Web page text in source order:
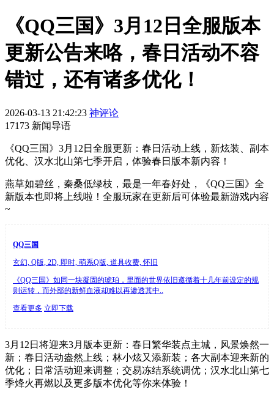
《QQ三国》3月12日全服版本
更新公告来咯，春日活动不容
错过，还有诸多优化！
2026-03-13 21:42:23 神评论
17173 新闻导语
《QQ三国》3月12日全服更新：春日活动上线，新炫装、副本
优化、汉水北山第七季开启，体验春日版本新内容！
燕草如碧丝，秦桑低绿枝，最是一年春好处，《QQ三国》全
新版本也即将上线啦！全服玩家在更新后可体验最新游戏内容
~
QQ三国
玄幻, Q版, 2D, 即时, 萌系Q版, 道具收费, 怀旧
《QQ三国》如同一块凝固的琥珀，里面的世界依旧遵循着十几年前设定的规
则运转，而外部的新鲜血液却难以再渗透其中..
查看更多 立即下载
3月12日将迎来3月版本更新：春日繁华装点主城，风景焕然一
新；春日活动盎然上线；林小炫又添新装；各大副本迎来新的
优化；日常活动迎来调整；交易冻结系统调优；汉水北山第七
季烽火再燃以及更多版本优化等你来体验！